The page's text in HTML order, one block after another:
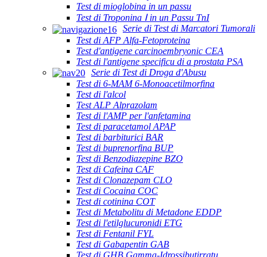
Test di mioglobina in un passu
Test di Troponina Ⅰ in un Passu TnI
Serie di Test di Marcatori Tumorali
Test di AFP Alfa-Fetoproteina
Test d'antigene carcinoembryonic CEA
Test di l'antigene specificu di a prostata PSA
Serie di Test di Droga d'Abusu
Test di 6-MAM 6-Monoacetilmorfina
Test di l'alcol
Test ALP Alprazolam
Test di l'AMP per l'anfetamina
Test di paracetamol APAP
Test di barbiturici BAR
Test di buprenorfina BUP
Test di Benzodiazepine BZO
Test di Cafeina CAF
Test di Clonazepam CLO
Test di Cocaina COC
Test di cotinina COT
Test di Metabolitu di Metadone EDDP
Test di l'etilglucuronidi ETG
Test di Fentanil FYL
Test di Gabapentin GAB
Test di GHB Gamma-Idrossibutirratu